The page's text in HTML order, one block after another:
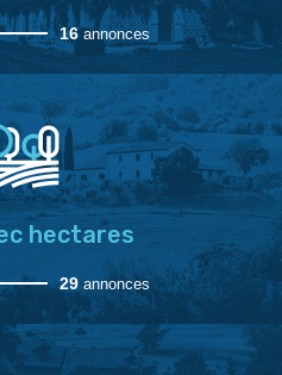
16annonces
hectares
29 annonces